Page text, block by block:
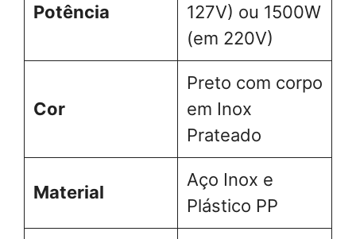
Potência
127V) ou 1500W
(em 220V)
Cor
Preto com corpo
em Inox
Prateado
Material
Aço Inox e
Plástico PP